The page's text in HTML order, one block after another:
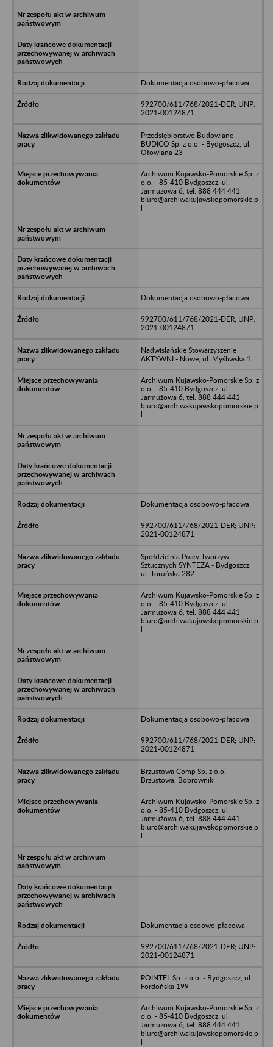
Dokumentacja osobowo-płacowa
992700/611/768/2021-DER; UNP:
2021-00124871
Przedsiębiorstwo Budowlane
BUDICO Sp. z o.o. - Bydgoszcz, ul.
Ołowiana 23
Archiwum Kujawsko-Pomorskie Sp. z
o.o. - 85-410 Bydgoszcz, ul.
Jarmużowa 6, tel. 888 444 441
biuro@archiwakujawskopomorskie.p
l
Dokumentacja osobowo-płacowa
992700/611/768/2021-DER; UNP:
2021-00124871
Nadwislańskie Stowarzyszenie
AKTYWNI - Nowe, ul. Myśliwska 1
Archiwum Kujawsko-Pomorskie Sp. z
o.o. - 85-410 Bydgoszcz, ul.
Jarmużowa 6, tel. 888 444 441
biuro@archiwakujawskopomorskie.p
l
Dokumentacja osobowo-płacowa
992700/611/768/2021-DER; UNP:
2021-00124871
Spółdzielnia Pracy Tworzyw
Sztucznych SYNTEZA - Bydgoszcz,
ul. Toruńska 282
Archiwum Kujawsko-Pomorskie Sp. z
o.o. - 85-410 Bydgoszcz, ul.
Jarmużowa 6, tel. 888 444 441
biuro@archiwakujawskopomorskie.p
l
Dokumentacja osobowo-płacowa
992700/611/768/2021-DER; UNP:
2021-00124871
Brzustowa Comp Sp. z o.o. -
Brzustowa, Bobrowniki
Archiwum Kujawsko-Pomorskie Sp. z
o.o. - 85-410 Bydgoszcz, ul.
Jarmużowa 6, tel. 888 444 441
biuro@archiwakujawskopomorskie.p
l
Dokumentacja osoowo-płacowa
992700/611/768/2021-DER; UNP:
2021-00124871
POINTEL Sp. z o.o. - Bydgoszcz, ul.
Fordońska 199
Archiwum Kujawsko-Pomorskie Sp. z
o.o. - 85-410 Bydgoszcz, ul.
Jarmużowa 6, tel. 888 444 441
biuro@archiwakujawskopomorskie.p
l